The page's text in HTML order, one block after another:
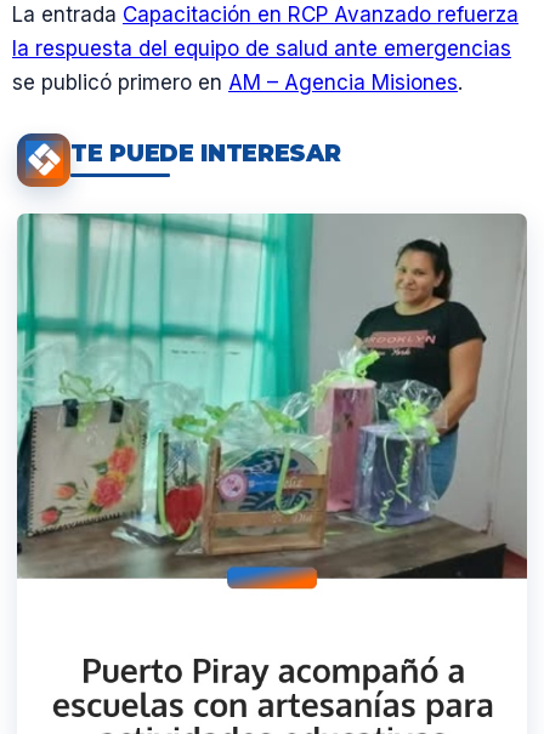
La entrada Capacitación en RCP Avanzado refuerza
la respuesta del equipo de salud ante emergencias
se publicó primero en AM – Agencia Misiones.
TE PUEDE INTERESAR